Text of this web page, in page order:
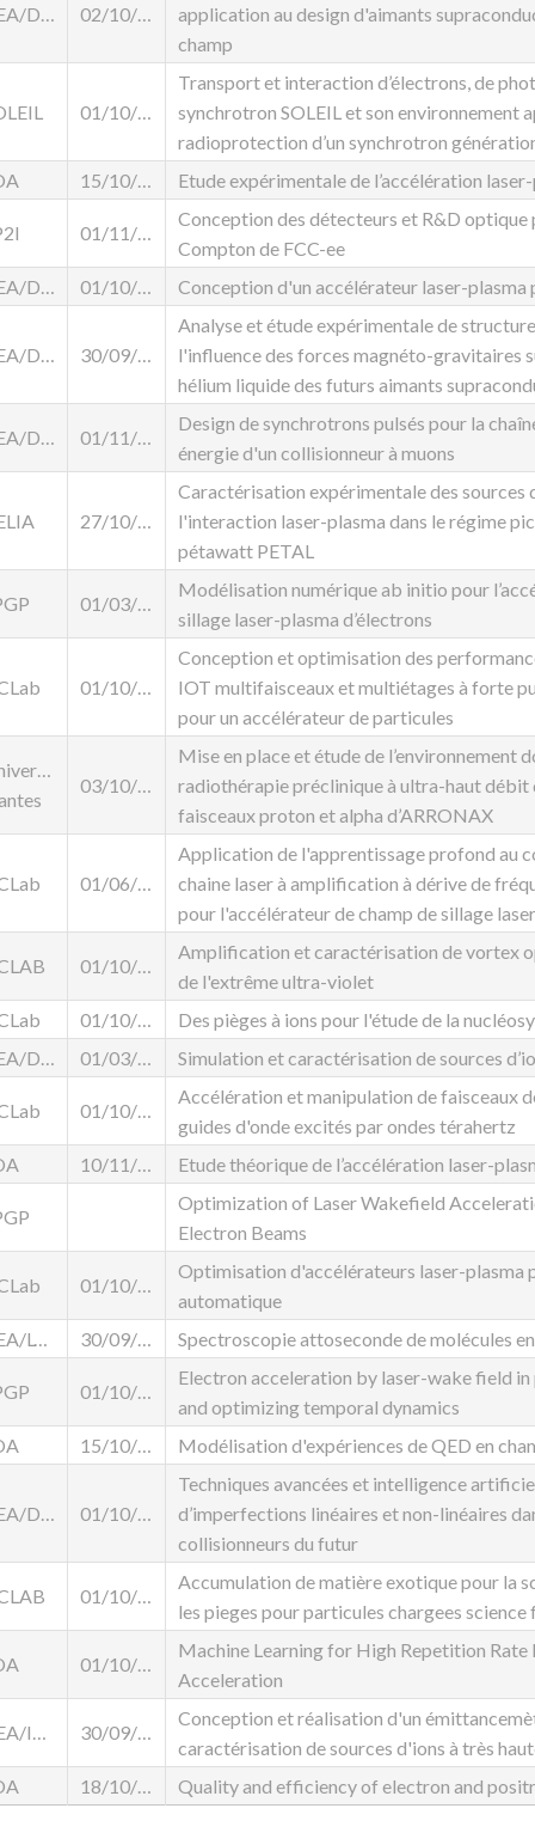
CEA/DACM 02/10/2023
application au design d'aimants
champ
01/10/2021
Transport et interaction d’électrons, de
synchrotron SOLEIL et son environnement
radioprotection d’un synchrotron
15/10/2025 Etude expérimentale de l’accélération
01/11/2024
Conception des détecteurs et R&D
Compton de FCC-ee
CEA/DRF/DACM
01/10/2023 Conception d'un accélérateur laser-plasma
CEA/DACM 30/09/2025
Analyse et étude expérimentale de
l'influence des forces magnéto-gravitaires
hélium liquide des futurs aimants
CEA/DRF/DACM 01/11/2023
Design de synchrotrons pulsés pour la
énergie d'un collisionneur à muons
27/10/2023
Caractérisation expérimentale des sources
l'interaction laser-plasma dans le régime
pétawatt PETAL
01/03/2023
Modélisation numérique ab initio pour
sillage laser-plasma d’électrons
01/10/2024
Conception et optimisation des
IOT multifaisceaux et multiétages à forte
pour un accélérateur de particules
03/10/2022
Mise en place et étude de l’environnement
radiothérapie préclinique à ultra-haut débit
faisceaux proton et alpha d’ARRONAX
01/06/2025
Application de l'apprentissage profond au
chaine laser à amplification à dérive de
pour l'accélérateur de champ de sillage laser
01/10/2023
Amplification et caractérisation de vortex
de l'extrême ultra-violet
01/10/2023
Des pièges à ions pour l'étude de la
CEA/DACM
01/03/2024 Simulation et caractérisation de sources
01/10/2025
Accélération et manipulation de faisceaux
guides d'onde excités par ondes térahertz
10/11/2025 Etude théorique de l’accélération laser-
Optimization of Laser Wakefield
Electron Beams
01/10/2024
Optimisation d'accélérateurs laser-plasma
automatique
CEA/LYDIL
30/09/2023 Spectroscopie attoseconde de molécules
01/10/2024
Electron acceleration by laser-wake field in
and optimizing temporal dynamics
15/10/2024 Modélisation d'expériences de QED en
CEA/DRF/DACM 01/10/2023
Techniques avancées et intelligence
d’imperfections linéaires et non-linéaires
collisionneurs du futur
01/10/2023
Accumulation de matière exotique pour la
les pieges pour particules chargees
01/10/2024
Machine Learning for High Repetition Rate
Acceleration
CEA/IRFU/DEDIP 30/09/2024
Conception et réalisation d'un
caractérisation de sources d'ions à très
18/10/2022 Quality and efficiency of electron and